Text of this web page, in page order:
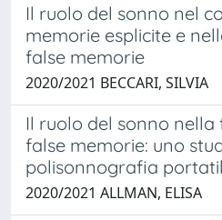
Il ruolo del sonno nel
memorie esplicite e
false memorie
2020/2021 BECCARI, SILVIA
Il ruolo del sonno nella
false memorie: uno
polisonnografia
2020/2021 ALLMAN, ELISA